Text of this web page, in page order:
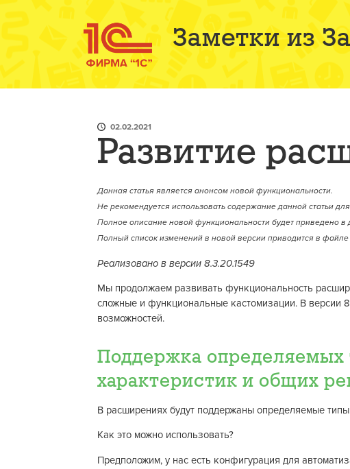
Заметки из
02.02.2021
Развитие
Данная статья является анонсом новой функциональности.
Не рекомендуется использовать содержание данной статьи
Полное описание новой функциональности будет приведено в
Полный список изменений в новой версии приводится в
Реализовано в версии 8.3.20.1549
Мы продолжаем развивать функциональность
сложные и функциональные кастомизации. В
возможностей.
Поддержка определяемых
характеристик и общих
В расширениях будут поддержаны определяемые
Как это можно использовать?
Предположим, у нас есть конфигурация для